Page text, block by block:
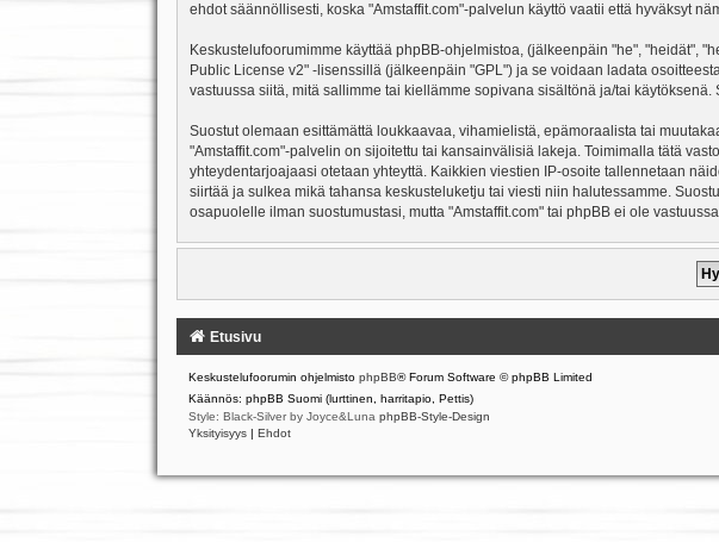
ehdot säännöllisesti, koska "Amstaffit.com"-palvelun käyttö vaatii että hyväksyt
Keskustelufoorumimme käyttää phpBB-ohjelmistoa, (jälkeenpäin "he", "heidät",
Public License v2" -lisenssillä (jälkeenpäin "GPL") ja se voidaan ladata
vastuussa siitä, mitä sallimme tai kiellämme sopivana sisältönä ja/tai
Suostut olemaan esittämättä loukkaavaa, vihamielistä, epämoraalista tai
"Amstaffit.com"-palvelin on sijoitettu tai kansainvälisiä lakeja. Toimimalla tätä
yhteydentarjoajaasi otetaan yhteyttä. Kaikkien viestien IP-osoite tallennetaan
siirtää ja sulkea mikä tahansa keskusteluketju tai viesti niin halutessamme.
osapuolelle ilman suostumustasi, mutta "Amstaffit.com" tai phpBB ei ole
Etusivu
Keskustelufoorumin ohjelmisto phpBB® Forum Software © phpBB Limited
Käännös: phpBB Suomi (lurttinen, harritapio, Pettis)
Style: Black-Silver by Joyce&Luna phpBB-Style-Design
Yksityisyys | Ehdot